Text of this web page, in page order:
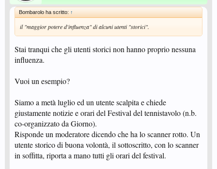
Bombarolo ha scritto: ↑
il "maggior potere d'influenza" di alcuni utenti "storici".
Stai tranqui che gli utenti storici non hanno proprio nessuna
influenza.
Vuoi un esempio?
Siamo a metà luglio ed un utente scalpita e chiede
giustamente notizie e orari del Festival del tennistavolo (n.b.
co-organizzato da Giorno).
Risponde un moderatore dicendo che ha lo scanner rotto. Un
utente storico di buona volontà, il sottoscritto, con lo scanner
in soffitta, riporta a mano tutti gli orari del festival.